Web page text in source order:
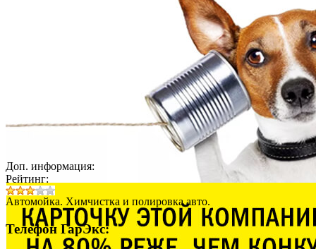
Доп. информация:
Рейтинг:
Автомойка. Химчистка и полировка авто.
Телефон ГарЭкс: